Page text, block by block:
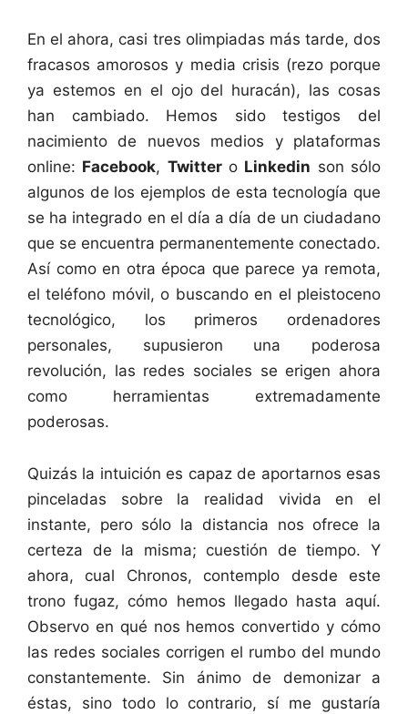
En el ahora, casi tres olimpiadas más tarde, dos
fracasos amorosos y media crisis (rezo porque
ya estemos en el ojo del huracán), las cosas
han cambiado. Hemos sido testigos del
nacimiento de nuevos medios y plataformas
online: Facebook, Twittero Linkedin son sólo
algunos de los ejemplos de esta tecnología que
se ha integrado en el día a día de un ciudadano
que se encuentra permanentemente conectado.
Así como en otra época que parece ya remota,
el teléfono móvil, o buscando en el pleistoceno
tecnológico, los primeros ordenadores
personales, supusieron una poderosa
revolución, las redes sociales se erigen ahora
como herramientas extremadamente
poderosas.
Quizás la intuición es capaz de aportarnos esas
pinceladas sobre la realidad vivida en el
instante, pero sólo la distancia nos ofrece la
certeza de la misma; cuestión de tiempo. Y
ahora, cual Chronos, contemplo desde este
trono fugaz, cómo hemos llegado hasta aquí.
Observo en qué nos hemos convertido y cómo
las redes sociales corrigen el rumbo del mundo
constantemente. Sin ánimo de demonizar a
éstas, sino todo lo contrario, sí me gustaría